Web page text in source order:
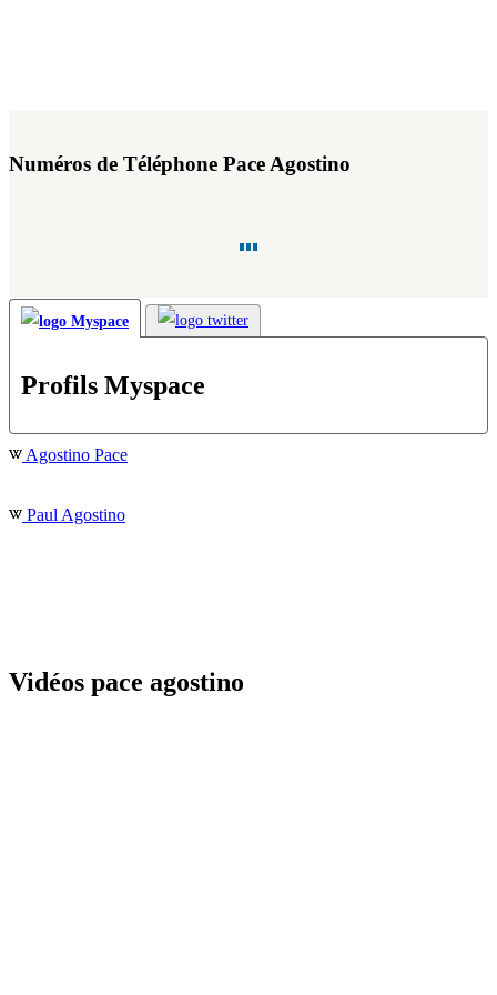
Numéros de Téléphone Pace Agostino
Profils Myspace
Agostino Pace
Paul Agostino
Vidéos pace agostino